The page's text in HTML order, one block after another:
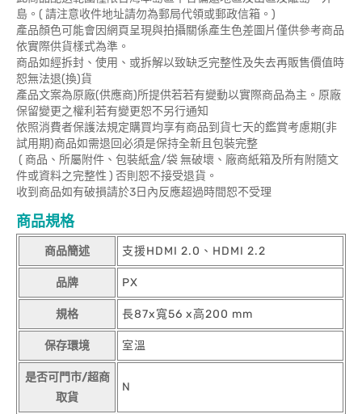
島。( 請注意收件地址請勿為郵局代領或郵政信箱。)
產品顏色可能會因網頁呈現與拍攝關係產生色差圖片僅供參考商品
依實際供貨樣式為準。
商品如經拆封、使用、或拆解以致缺乏完整性及失去再販售價值時
恕無法退(換)貨
產品文案為原廠(供應商)所提供若若有變動以實際商品為主。原廠
保留變更之權利若有變更恕不另行通知
依照消費者保護法規定購買均享有商品到貨七天的鑑賞考慮期(非
試用期)商品如需退回必須是保持全新且包裝完整
( 商品、所屬附件、包裝紙盒/袋 無破壞、廠商紙箱及所有附隨文
件或資料之完整性 ) 否則恕不接受退貨。
收到商品如有破損請於3日內反應超過時間恕不受理
商品規格
商品簡述 支援HDMI 2.0、HDMI 2.2
品牌 PX
規格 長87x寬56 x高200 mm
保存環境 室溫
是否可門市/超商
取貨
N